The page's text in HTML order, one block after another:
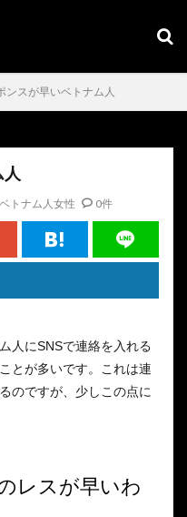
ンスが早いベトナム人
人
ベトナム人女性 0件
人にSNSで連絡を入れる
とが多いです。これは連
のですが、少しこの点に
レスが早いわ